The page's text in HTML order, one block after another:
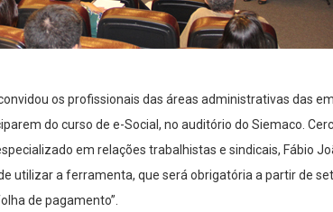
os profissionais das áreas administrativas das
do curso de e-Social, no auditório do Siemaco.
em relações trabalhistas e sindicais, Fábio
utilizar a ferramenta, que será obrigatória a partir de
de pagamento”.